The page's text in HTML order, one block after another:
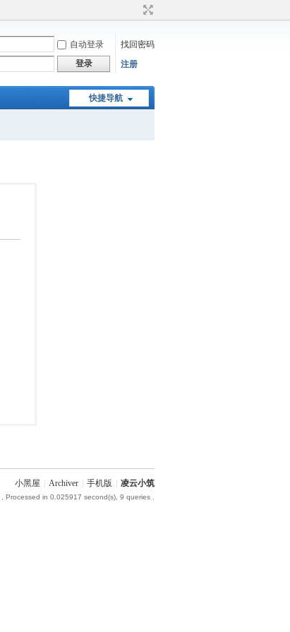
自动登录
找回密码
登录 注册
快捷导航
小黑屋 Archiver 手机版 凌云小筑
, Processed in 0.025917 second(s), 9 queries .